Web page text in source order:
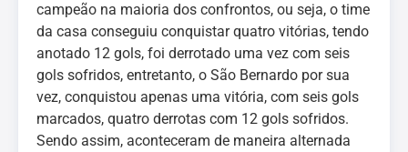
campeão na maioria dos confrontos, ou seja, o time
da casa conseguiu conquistar quatro vitórias, tendo
anotado 12 gols, foi derrotado uma vez com seis
gols sofridos, entretanto, o São Bernardo por sua
vez, conquistou apenas uma vitória, com seis gols
marcados, quatro derrotas com 12 gols sofridos.
Sendo assim, aconteceram de maneira alternada